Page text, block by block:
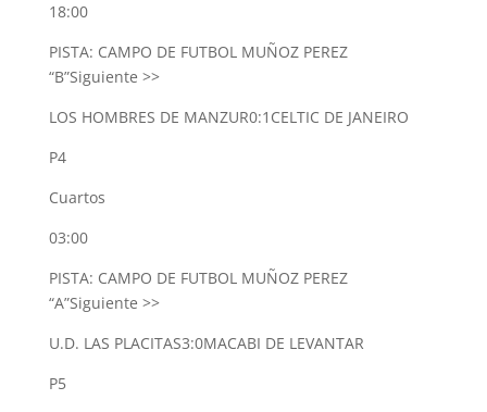
18:00
PISTA: CAMPO DE FUTBOL MUÑOZ PEREZ
“B”Siguiente >>
LOS HOMBRES DE MANZUR0:1 CELTIC DE JANEIRO
P4
Cuartos
03:00
PISTA: CAMPO DE FUTBOL MUÑOZ PEREZ
“A”Siguiente >>
U.D. LAS PLACITAS3:0MACABI DE LEVANTAR
P5